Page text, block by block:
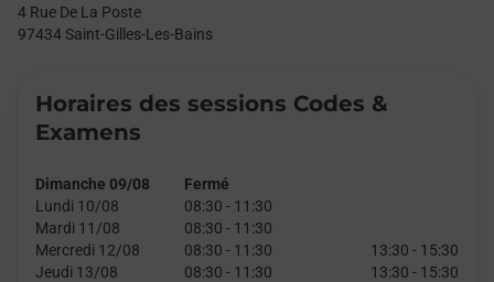
4 Rue De La Poste
97434 Saint-Gilles-Les-Bains
Horaires des sessions Codes &
Examens
Dimanche 09/08
Fermé
Lundi 10/08
08:30 - 11:30
Mardi 11/08
08:30 - 11:30
Mercredi 12/08
08:30 - 11:30 13:30 - 15:30
Jeudi 13/08
08:30 - 11:30 13:30 - 15:30